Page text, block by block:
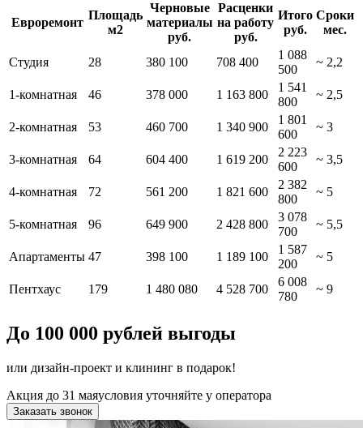
Евроремонт
Площадь
м2
Черновые
материалы
руб.
Расценки
на работу
руб.
Итого
руб.
Сроки
мес.
Студия 28 380 100 708 400
1 088
500
~ 2,2
1-комнатная 46 378 000 1 163 800
1 541
800
~ 2,5
2-комнатная 53 460 700 1 340 900
1 801
600
~ 3
3-комнатная 64 604 400 1 619 200
2 223
600
~ 3,5
4-комнатная 72 561 200 1 821 600
2 382
800
~ 5
5-комнатная 96 649 900 2 428 800
3 078
700
~ 5,5
Апартаменты 47 398 100 1 189 100
1 587
200
~ 5
Пентхаус 179 1 480 080 4 528 700
6 008
780
~ 9
До 100 000 рублей выгоды
или дизайн-проект и клининг в подарок!
Акция до 31 маяусловия уточняйте у оператора
Заказать звонок